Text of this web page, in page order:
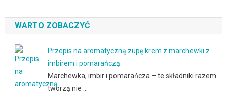
WARTO ZOBACZYĆ
Przepis na aromatyczną zupę krem z marchewki z
imbirem i pomarańczą
Marchewka, imbir i pomarańcza – te składniki razem
tworzą nie …